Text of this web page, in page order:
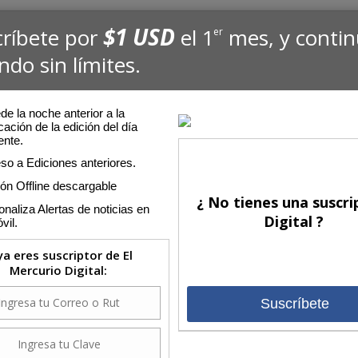
por$1 USD el 1er mes, y
sin límites.
la noche anterior a la
de la edición del día
a Ediciones anteriores.
Offline descargable
Alertas de noticias en
eres suscriptor de El
Mercurio Digital:
¿ No tienes una
Digital ?
Suscríbete
hecha a sí misma”
rinde constantemente a la caricatura y que, pese a apuntar a
con mensaje importante, termina aterrizando
la virtud (y el defecto, podrían decir algunos) de evadir
Lu